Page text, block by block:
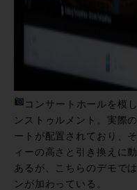
コンサートホールを模
ンストゥルメント。実際
ートが配置されており、
ィーの高さと引き換えに
あるが、こちらのデモで
ンが加わっている。